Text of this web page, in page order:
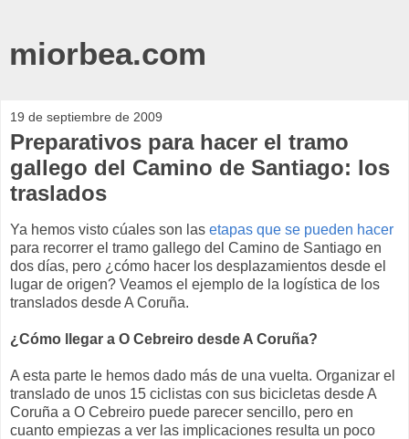
miorbea.com
19 de septiembre de 2009
Preparativos para hacer el tramo
gallego del Camino de Santiago: los
traslados
Ya hemos visto cúales son las etapas que se pueden hacer
para recorrer el tramo gallego del Camino de Santiago en
dos días, pero ¿cómo hacer los desplazamientos desde el
lugar de origen? Veamos el ejemplo de la logística de los
translados desde A Coruña.
¿Cómo llegar a O Cebreiro desde A Coruña?
A esta parte le hemos dado más de una vuelta. Organizar el
translado de unos 15 ciclistas con sus bicicletas desde A
Coruña a O Cebreiro puede parecer sencillo, pero en
cuanto empiezas a ver las implicaciones resulta un poco